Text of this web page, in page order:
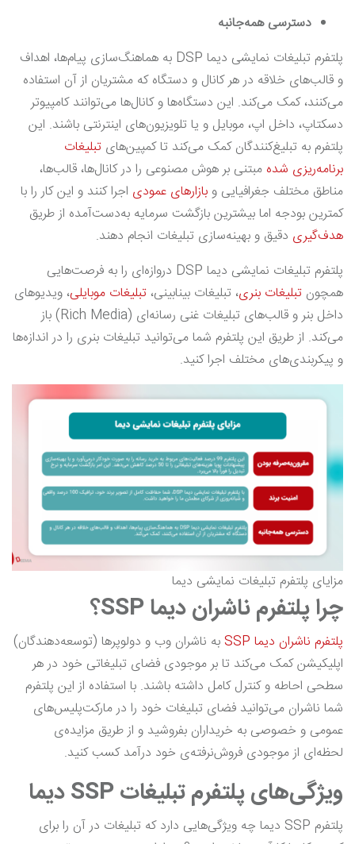
دسترسی همه‌جانبه
پلتفرم تبلیغات نمایشی دیما DSP به هماهنگ‌سازی پیام‌ها، اهداف
و قالب‌های خلاقه در هر کانال و دستگاه که مشتریان از آن استفاده
می‌کنند، کمک می‌کند. این دستگاه‌ها و کانال‌ها می‌توانند کامپیوتر
دسکتاپ، داخل اپ، موبایل و یا تلویزیون‌های اینترنتی باشند. این
پلتفرم به تبلیغ‌کنندگان کمک می‌کند تا کمپین‌های تبلیغات
برنامه‌ریزی شده مبتنی بر هوش مصنوعی را در کانال‌ها، قالب‌ها،
مناطق مختلف جغرافیایی وبازارهای عمودی اجرا کنند و این کار را با
کمترین بودجه اما بیشترین بازگشت سرمایه به‌دست‌آمده از طریق
هدف‌گیری دقیق و بهینه‌سازی تبلیغات انجام دهند.
پلتفرم تبلیغات نمایشی دیما DSP دروازه‌ای را به فرصت‌هایی
همچون تبلیغات بنری، تبلیغات بینابینی، تبلیغات موبایلی، ویدیوهای
داخل بنر و قالب‌های تبلیغات غنی رسانه‌ای (Rich Media) باز
می‌کند. از طریق این پلتفرم شما می‌توانید تبلیغات بنری را در اندازه‌ها
و پیکربندی‌های مختلف اجرا کنید.
مزایای پلتفرم تبلیغات نمایشی دیما
چرا پلتفرم ناشران دیماSSP؟
پلتفرم ناشران دیما SSP
به ناشران وب و دولوپرها (توسعه‌دهندگان)
اپلیکیشن کمک می‌کند تا بر موجودی فضای تبلیغاتی خود در هر
سطحی احاطه و کنترل کامل داشته باشند. با استفاده از این پلتفرم
شما ناشران می‌توانید فضای تبلیغات خود را در مارکت‌پلیس‌های
عمومی و خصوصی به خریداران بفروشید و از طریق مزایده‌‎ی
لحظه‌ای از موجودی فروش‌نرفته‌ی خود درآمد کسب کنید.
ویژگی‌های پلتفرم تبلیغات SSP دیما
پلتفرم SSP دیما چه ویژگی‌هایی دارد که تبلیغات در آن را برای